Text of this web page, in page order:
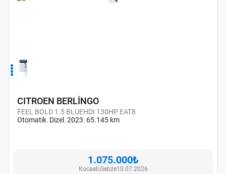
1
2
3
4
CITROEN BERLİNGO
FEEL BOLD 1.5 BLUEHDI 130HP EAT8
Otomatik Dizel2023 65.145 km
1.075.000₺
Kocaeli,Gebze10.07.2026